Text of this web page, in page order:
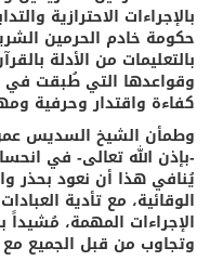
بالإجراءات الاحترازية
حكومة خادم الحرمين
بالتعليمات من الأدلة
وقواعدها التي طُبقت في
كفاءة واقتدار وحرفية
وطمأن الشيخ السديس
-بإذن الله تعالى- في
يُنافي هذا أن نعود بحذر
الوقائية، مع تأدية
الإجراءات المهمة،
وتجاوب من قبل الجميع مع